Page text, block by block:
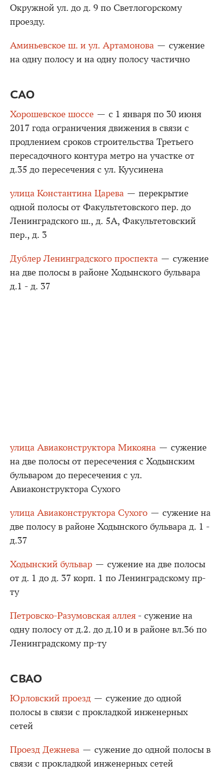
Окружной ул. до д. 9 по Светлогорскому
проезду.
Аминьевское ш. и ул. Артамонова — сужение
на одну полосу и на одну полосу частично
САО
Хорошевское шоссе — с 1 января по 30 июня
2017 года ограничения движения в связи с
продлением сроков строительства Третьего
пересадочного контура метро на участке от
д.35 до пересечения с ул. Куусинена
улица Константина Царева — перекрытие
одной полосы от Факультетовского пер. до
Ленинградского ш., д. 5А, Факультетовский
пер., д. 3
Дублер Ленинградского проспекта — сужение
на две полосы в районе Ходынского бульвара
д.1 - д. 37
улица Авиаконструктора Микояна — сужение
на две полосы от пересечения с Ходынским
бульваром до пересечения с ул.
Авиаконструктора Сухого
улица Авиаконструктора Сухого — сужение на
две полосу в районе Ходынского бульвара д. 1 -
д.37
Ходынский бульвар — сужение на две полосы
от д. 1 до д. 37 корп. 1 по Ленинградскому пр-
ту
Петровско-Разумовская аллея - сужение на
одну полосу от д.2. до д.10 и в районе вл.36 по
Ленинградскому пр-ту
СВАО
Юрловский проезд — сужение до одной
полосы в связи с прокладкой инженерных
сетей
Проезд Дежнева — сужение до одной полосы в
связи с прокладкой инженерных сетей